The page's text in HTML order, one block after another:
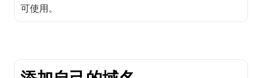
可使用。